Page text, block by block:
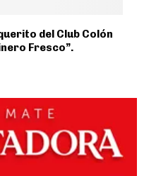
del Club Colón
Fresco”.